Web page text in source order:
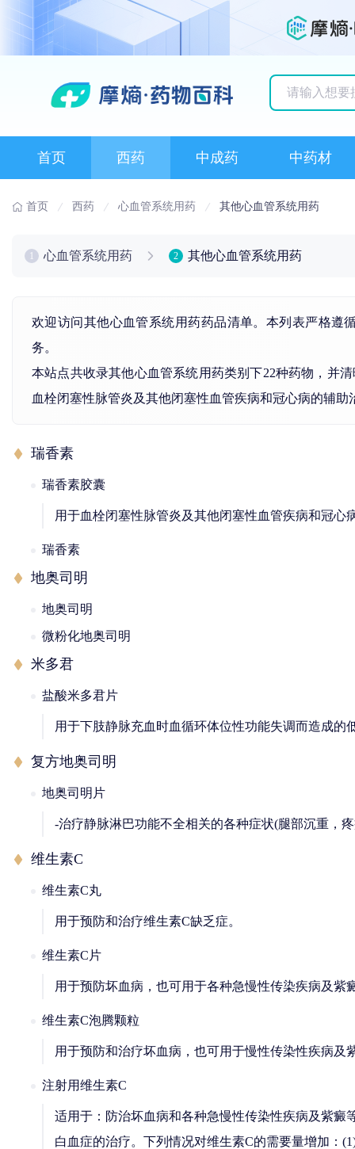
首页 西药 中成药 中药材
首页 西药 心血管系统用药 其他心血管系统用药
心血管系统用药 2 其他心血管系统用药
欢迎访问其他心血管系统用药药品清单。本列表严格遵
务。
本站点共收录其他心血管系统用药类别下22种药物，并
血栓闭塞性脉管炎及其他闭塞性血管疾病和冠心病的辅助
瑞香素
瑞香素胶囊
用于血栓闭塞性脉管炎及其他闭塞性血管疾病和冠心
瑞香素
地奥司明
地奥司明
微粉化地奥司明
米多君
盐酸米多君片
用于下肢静脉充血时血循环体位性功能失调而造成
复方地奥司明
地奥司明片
-治疗静脉淋巴功能不全相关的各种症状(腿部沉重，
维生素C
维生素C丸
用于预防和治疗维生素C缺乏症。
维生素C片
用于预防坏血病，也可用于各种急慢性传染疾病及紫
维生素C泡腾颗粒
用于预防和治疗坏血病，也可用于慢性传染性疾病及
注射用维生素C
适用于：防治坏血病和各种急慢性传染性疾病及紫
白血症的治疗。下列情况对维生素C的需要量增加：